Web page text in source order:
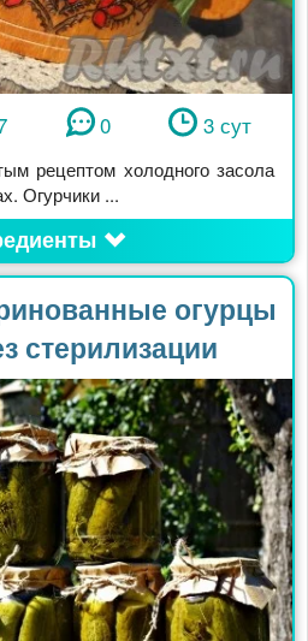
0 3 сут
рецептом холодного засола
Огурчики ...
огурцы
стерилизации